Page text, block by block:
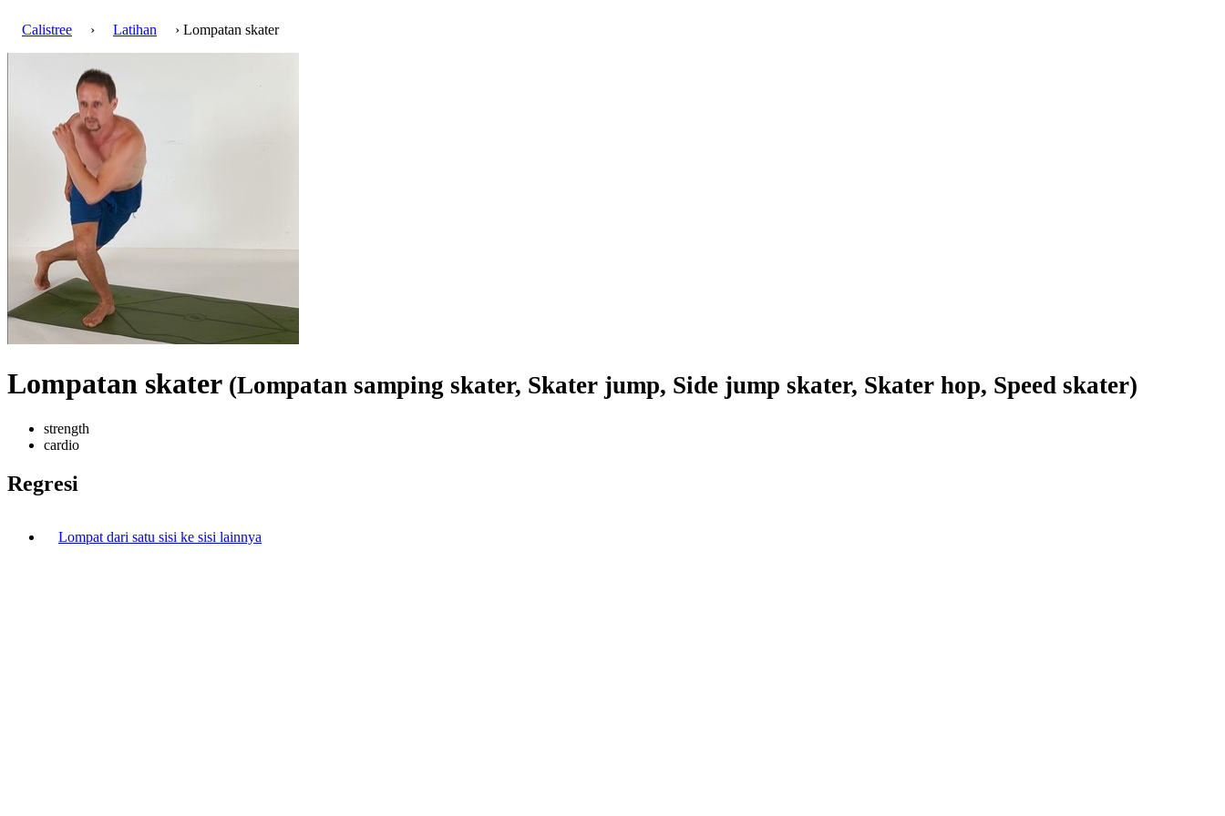
Calistree › Latihan › Lompatan skater
Lompatan skater (Lompatan samping skater, Skater jump, Side jump skater, Skater hop, Speed skater)
strength
cardio
Regresi
Lompat dari satu sisi ke sisi lainnya